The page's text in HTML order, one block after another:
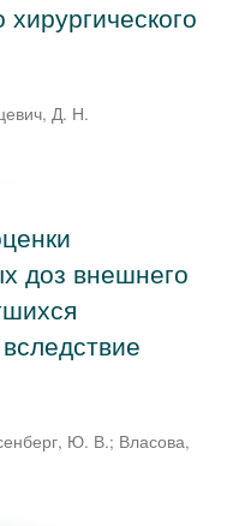
хирургического
Д. Н.
доз внешнего
Ю. В.; Власова,